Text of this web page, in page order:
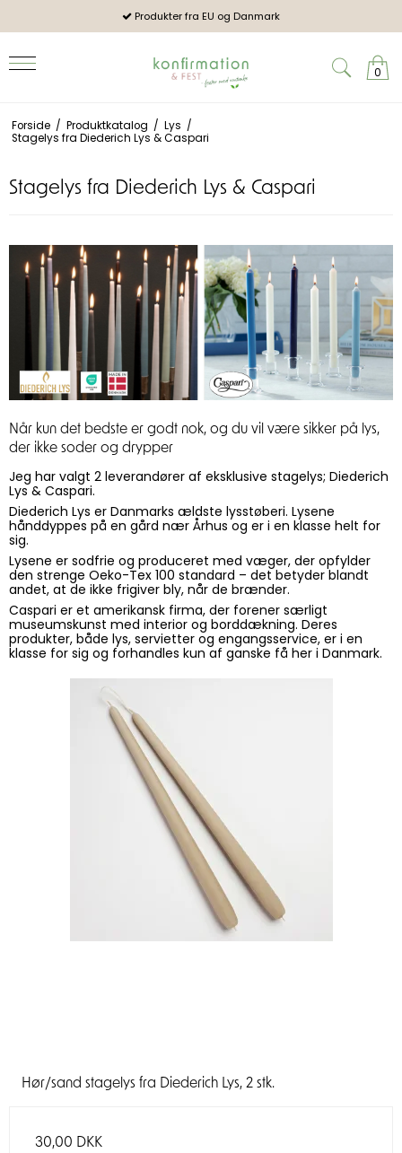
Produkter fra EU og Danmark
0
Forside / Produktkatalog / Lys /
Stagelys fra Diederich Lys & Caspari
Stagelys fra Diederich Lys & Caspari
Når kun det bedste er godt nok, og du vil være sikker på lys,
der ikke soder og drypper
Jeg har valgt 2 leverandører af eksklusive stagelys; Diederich
Lys & Caspari.
Diederich Lys er Danmarks ældste lysstøberi. Lysene
hånddyppes på en gård nær Århus og er i en klasse helt for
sig.
Lysene er sodfrie og produceret med væger, der opfylder
den strenge Oeko-Tex 100 standard – det betyder blandt
andet, at de ikke frigiver bly, når de brænder.
Caspari er et amerikansk firma, der forener særligt
museumskunst med interior og borddækning. Deres
produkter, både lys, servietter og engangsservice, er i en
klasse for sig og forhandles kun af ganske få her i Danmark.
Hør/sand stagelys fra Diederich Lys, 2 stk.
30,00 DKK